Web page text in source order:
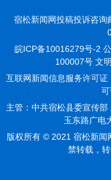
宿松新闻网投稿投诉咨询
皖ICP备10016279号-2
100007号 文
互联网新闻信息服务许可
主管：中共宿松县委宣传
玉东路广电
版权所有 © 2021 宿松新闻
禁转载，